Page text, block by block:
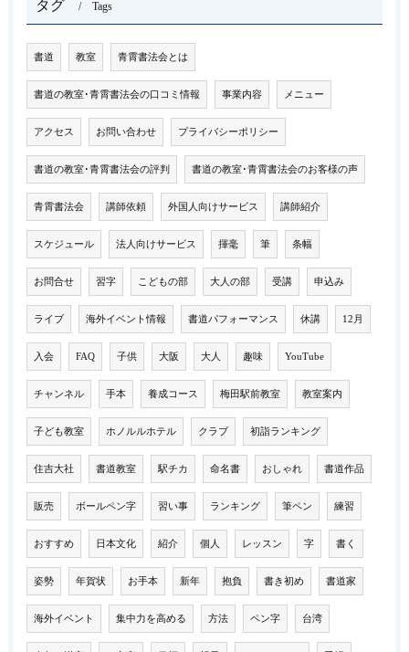
タグ Tags
書道 教室 青霄書法会とは
書道の教室･青霄書法会の口コミ情報 事業内容 メニュー
アクセス お問い合わせ プライバシーポリシー
書道の教室･青霄書法会の評判 書道の教室･青霄書法会のお客様の声
青霄書法会 講師依頼 外国人向けサービス 講師紹介
スケジュール 法人向けサービス 揮毫 筆 条幅
お問合せ 習字 こどもの部 大人の部 受講 申込み
ライブ 海外イベント情報 書道パフォーマンス 休講 12月
入会 FAQ 子供 大阪 大人 趣味 YouTube
チャンネル 手本 養成コース 梅田駅前教室 教室案内
子ども教室 ホノルルホテル クラブ 初詣ランキング
住吉大社 書道教室 駅チカ 命名書 おしゃれ 書道作品
販売 ボールペン字 習い事 ランキング 筆ペン 練習
おすすめ 日本文化 紹介 個人 レッスン 字 書く
姿勢 年賀状 お手本 新年 抱負 書き初め 書道家
海外イベント 集中力を高める 方法 ペン字 台湾